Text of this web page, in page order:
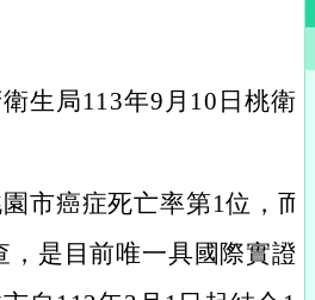
生局113年9月10日桃衛
市癌症死亡率第1位，
，是目前唯一具國際實證